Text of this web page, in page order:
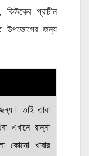
কিউকের প্রাচীন
উপভোগের জন্য
তাই তারা
এখানে রান্না
কোনো খাবার